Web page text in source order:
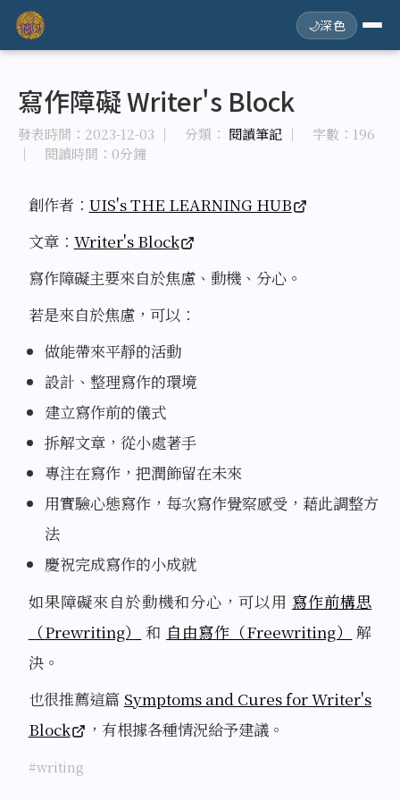
🌙深色
寫作障礙 Writer's Block
發表時間： 2023-12-03 ｜ 分類： 閱讀筆記 ｜ 字數：196
｜ 閱讀時間：0分鐘
創作者： UIS's THE LEARNING HUB
文章： Writer's Block
寫作障礙主要來自於焦慮、動機、分心。
若是來自於焦慮，可以：
做能帶來平靜的活動
設計、整理寫作的環境
建立寫作前的儀式
拆解文章，從小處著手
專注在寫作，把潤飾留在未來
用實驗心態寫作，每次寫作覺察感受，藉此調整方
法
慶祝完成寫作的小成就
如果障礙來自於動機和分心，可以用 寫作前構思
（Prewriting）
和 自由寫作（Freewriting）
解
決。
也很推薦這篇 Symptoms and Cures for Writer's
Block
，有根據各種情況給予建議。
#writing